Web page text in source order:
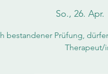
So., 26. Apr.
bestandener Prüfung,
Therapeut/